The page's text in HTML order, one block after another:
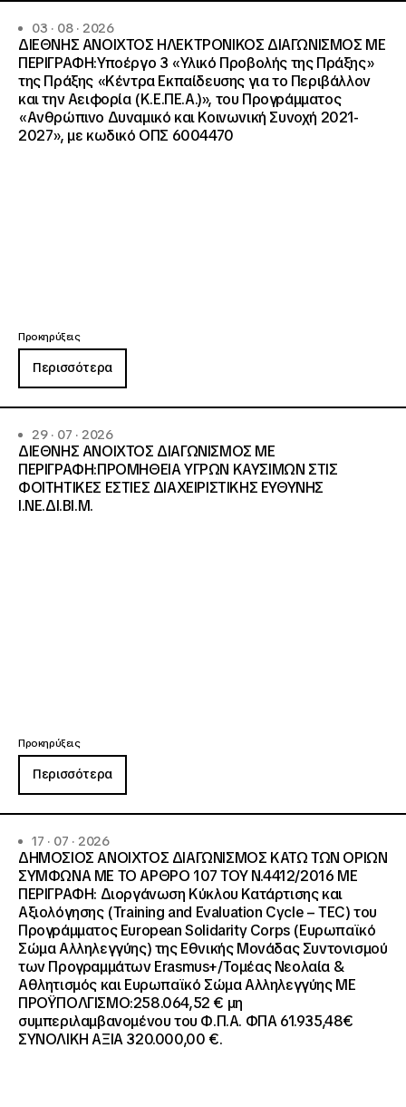
03 · 08 · 2026
ΔΙΕΘΝΗΣ ΑΝΟΙΧΤΟΣ ΗΛΕΚΤΡΟΝΙΚΟΣ ΔΙΑΓΩΝΙΣΜΟΣ ΜΕ
ΠΕΡΙΓΡΑΦΗ:Υποέργο 3 «Υλικό Προβολής της Πράξης»
της Πράξης «Κέντρα Εκπαίδευσης για το Περιβάλλον
και την Αειφορία (Κ.Ε.ΠΕ.Α.)», του Προγράμματος
«Ανθρώπινο Δυναμικό και Κοινωνική Συνοχή 2021-
2027», με κωδικό ΟΠΣ 6004470
Προκηρύξεις
Περισσότερα
29 · 07 · 2026
ΔΙΕΘΝΗΣ ΑΝΟΙΧΤΟΣ ΔΙΑΓΩΝΙΣΜΟΣ ΜΕ
ΠΕΡΙΓΡΑΦΗ:ΠΡΟΜΗΘΕΙΑ ΥΓΡΩΝ ΚΑΥΣΙΜΩΝ ΣΤΙΣ
ΦΟΙΤΗΤΙΚΕΣ ΕΣΤΙΕΣ ΔΙΑΧΕΙΡΙΣΤΙΚΗΣ ΕΥΘΥΝΗΣ
Ι.ΝΕ.ΔΙ.ΒΙ.Μ.
Προκηρύξεις
Περισσότερα
17 · 07 · 2026
ΔΗΜΟΣΙΟΣ ΑΝΟΙΧΤΟΣ ΔΙΑΓΩΝΙΣΜΟΣ ΚΑΤΩ ΤΩΝ ΟΡΙΩΝ
ΣΥΜΦΩΝΑ ΜΕ ΤΟ ΑΡΘΡΟ 107 ΤΟΥ Ν.4412/2016 ΜΕ
ΠΕΡΙΓΡΑΦΗ: Διοργάνωση Κύκλου Κατάρτισης και
Αξιολόγησης (Training and Evaluation Cycle – TEC) του
Προγράμματος European Solidarity Corps (Ευρωπαϊκό
Σώμα Αλληλεγγύης) της Εθνικής Μονάδας Συντονισμού
των Προγραμμάτων Erasmus+/Τομέας Νεολαία &
Αθλητισμός και Ευρωπαϊκό Σώμα Αλληλεγγύης ΜΕ
ΠΡΟΫΠΟΛΓΙΣΜΟ:258.064,52 € μη
συμπεριλαμβανομένου του Φ.Π.Α. ΦΠΑ 61.935,48€
ΣΥΝΟΛΙΚΗ ΑΞΙΑ 320.000,00 €.